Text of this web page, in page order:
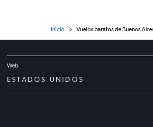
Inicio Vuelos baratos de Buenos
Web
ESTADOS UNIDOS